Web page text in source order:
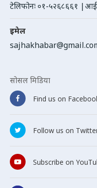
टेलिफोनः ०१-५२६८६६१
इमेल
सोसल मिडिया
Find us on
Follow us on
Subscribe on